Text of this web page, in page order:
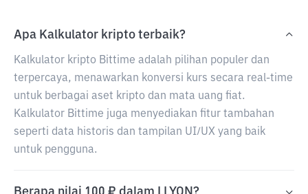
Apa Kalkulator kripto terbaik?
Kalkulator kripto Bittime adalah pilihan populer dan
terpercaya, menawarkan konversi kurs secara real-time
untuk berbagai aset kripto dan mata uang fiat.
Kalkulator Bittime juga menyediakan fitur tambahan
seperti data historis dan tampilan UI/UX yang baik
untuk pengguna.